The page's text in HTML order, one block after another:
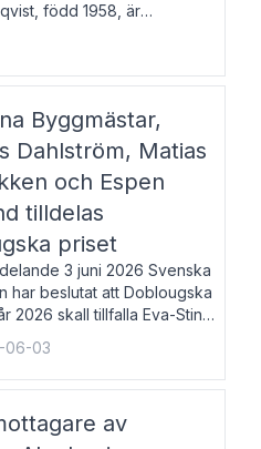
född 1958, är
universitet. Han
Författn
Byggmästar,
Dahlström, Matias
och Espen
tilldelas
priset
3 juni 2026 Svenska
har beslutat att Doblougska
2026 skall tillfalla Eva-Stina
Magnus Dahlström, Matias
samt Espen Stueland.
är 200 000 svenska
06-03
av